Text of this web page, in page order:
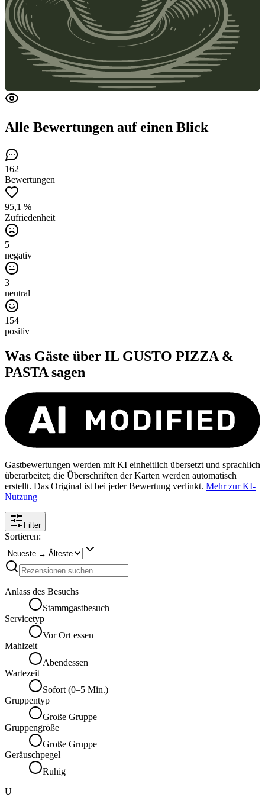
Alle Bewertungen auf einen Blick
162
Bewertungen
95,1 %
Zufriedenheit
5
negativ
3
neutral
154
positiv
Was Gäste über IL GUSTO PIZZA &
PASTA sagen
Gastbewertungen werden mit KI einheitlich übersetzt und sprachlich
überarbeitet; die Überschriften der Karten werden automatisch
erstellt. Das Original ist bei jeder Bewertung verlinkt. Mehr zur KI-
Nutzung
Filter
Sortieren:
Anlass des Besuchs
Stammgastbesuch
Servicetyp
Vor Ort essen
Mahlzeit
Abendessen
Wartezeit
Sofort (0–5 Min.)
Gruppentyp
Große Gruppe
Gruppengröße
Große Gruppe
Geräuschpegel
Ruhig
U